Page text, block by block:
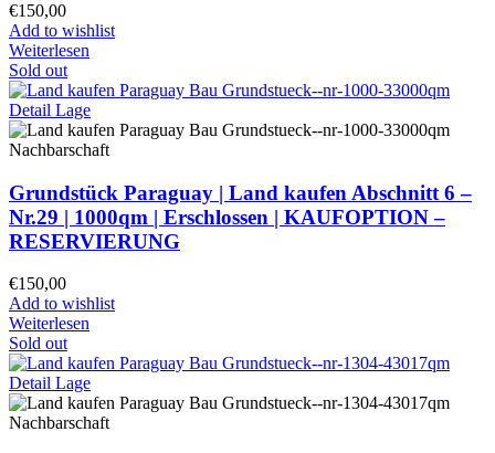
€150,00
Add to wishlist
Weiterlesen
Sold out
Grundstück Paraguay | Land kaufen Abschnitt 6 –
Nr.29 | 1000qm | Erschlossen | KAUFOPTION –
RESERVIERUNG
€150,00
Add to wishlist
Weiterlesen
Sold out